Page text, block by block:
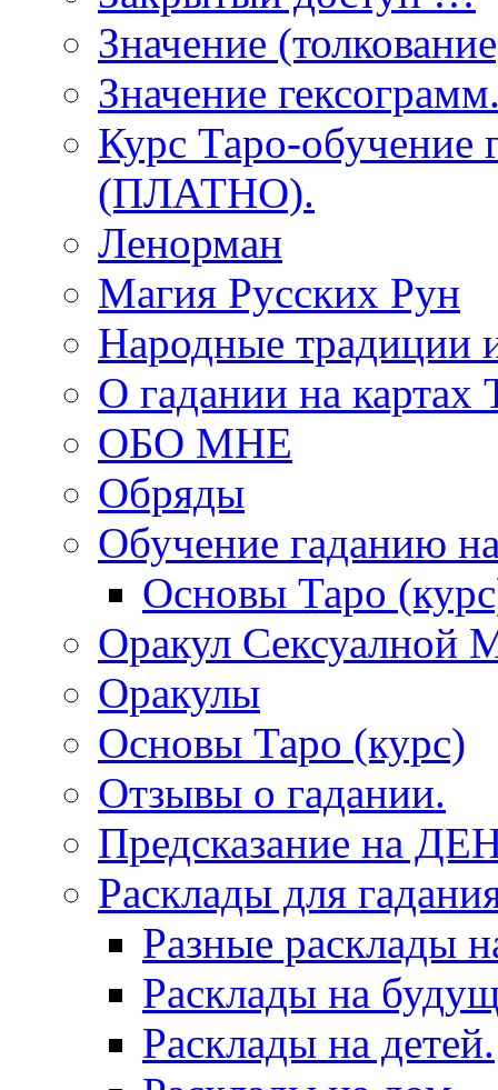
Значение
Значение
Курс Таро-обучение
(ПЛАТНО).
Ленорман
Магия Русских Рун
Народные традиции
О гадании на картах
ОБО МНЕ
Обряды
Обучение гаданию
Основы Таро
Оракул Сексуалной
Оракулы
Основы Таро (курс)
Отзывы о гадании.
Предсказание на
Расклады для
Разные расклады
Расклады на
Расклады на детей.